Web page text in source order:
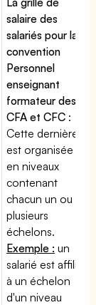
salaire des
salariés pour la
convention
Personnel
enseignant
formateur des
CFA et CFC :
Cette dernière
est organisée
en niveaux
contenant
chacun un ou
plusieurs
échelons.
Exemple : un
salarié est affilié
à un échelon
d'un niveau